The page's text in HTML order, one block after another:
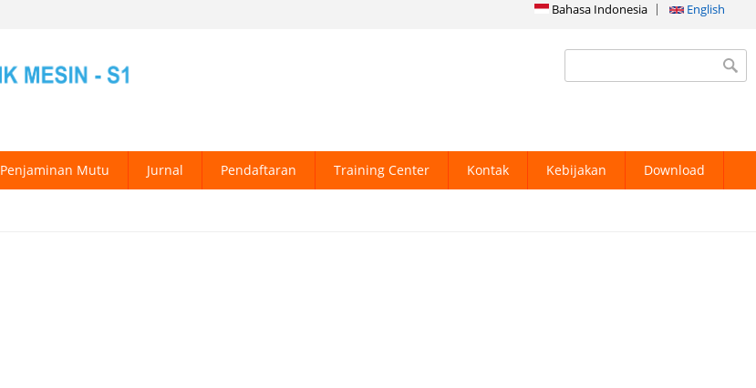
Bahasa Indonesia English
Search form
Penjaminan Mutu Jurnal Pendaftaran Training Center Kontak Kebijakan Download